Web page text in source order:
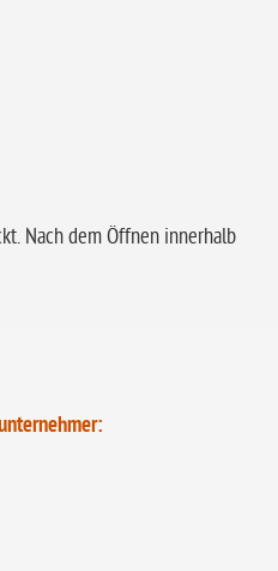
Nach dem Öffnen innerhalb